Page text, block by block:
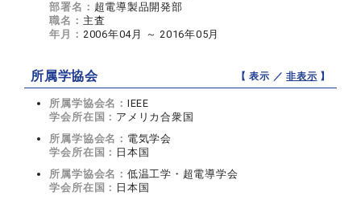
部署名： 超電導製品開発部
職名： 主査
年月： 2006年04月 ～ 2016年05月
所属学協会 【 表示 ／非表示 】
所属学協会名： IEEE
学会所在国： アメリカ合衆国
所属学協会名： 電気学会
学会所在国： 日本国
所属学協会名： 低温工学・超電導学会
学会所在国： 日本国